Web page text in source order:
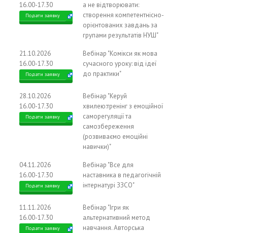
16.00-17.30
Подати заявку
а не відтворювати:
створення компетентнісно-
орієнтованих завдань за
групами результатів НУШ"
21.10.2026
16.00-17.30
Подати заявку
Вебінар "Комікси як мова
сучасного уроку: від ідеї
до практики"
28.10.2026
16.00-17.30
Подати заявку
Вебінар "Керуй
хвилею:тренінг з емоційної
саморегуляції та
самозбереження
(розвиваємо емоційні
навички)"
04.11.2026
16.00-17.30
Подати заявку
Вебінар "Все для
наставника в педагогічній
інтернатурі ЗЗСО"
11.11.2026
16.00-17.30
Подати заявку
Вебінар "Ігри як
альтернативний метод
навчання. Авторська